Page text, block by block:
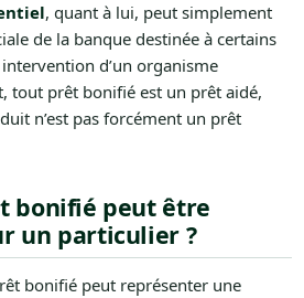
, quant à lui, peut simplement
de la banque destinée à certains
d’un organisme
tout prêt bonifié est un prêt aidé,
n’est pas forcément un prêt
bonifié peut être
un particulier ?
bonifié peut représenter une